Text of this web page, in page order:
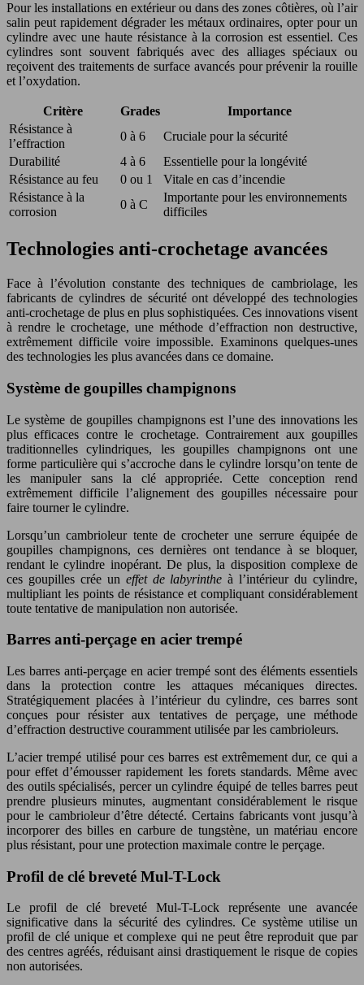
Pour les installations en extérieur ou dans des zones côtières, où l’air
salin peut rapidement dégrader les métaux ordinaires, opter pour un
cylindre avec une haute résistance à la corrosion est essentiel. Ces
cylindres sont souvent fabriqués avec des alliages spéciaux ou
reçoivent des traitements de surface avancés pour prévenir la rouille
et l’oxydation.
Critère Grades
Importance
Résistance à
l’effraction
0 à 6
Cruciale pour la sécurité
Durabilité
4 à 6
Essentielle pour la longévité
Résistance au feu
0 ou 1
Vitale en cas d’incendie
Résistance à la
corrosion
0 à C
Importante pour les environnements
difficiles
Technologies anti-crochetage avancées
Face à l’évolution constante des techniques de cambriolage, les
fabricants de cylindres de sécurité ont développé des technologies
anti-crochetage de plus en plus sophistiquées. Ces innovations visent
à rendre le crochetage, une méthode d’effraction non destructive,
extrêmement difficile voire impossible. Examinons quelques-unes
des technologies les plus avancées dans ce domaine.
Système de goupilles champignons
Le système de goupilles champignons est l’une des innovations les
plus efficaces contre le crochetage. Contrairement aux goupilles
traditionnelles cylindriques, les goupilles champignons ont une
forme particulière qui s’accroche dans le cylindre lorsqu’on tente de
les manipuler sans la clé appropriée. Cette conception rend
extrêmement difficile l’alignement des goupilles nécessaire pour
faire tourner le cylindre.
Lorsqu’un cambrioleur tente de crocheter une serrure équipée de
goupilles champignons, ces dernières ont tendance à se bloquer,
rendant le cylindre inopérant. De plus, la disposition complexe de
ces goupilles crée un effet de labyrintheà l’intérieur du cylindre,
multipliant les points de résistance et compliquant considérablement
toute tentative de manipulation non autorisée.
Barres anti-perçage en acier trempé
Les barres anti-perçage en acier trempé sont des éléments essentiels
dans la protection contre les attaques mécaniques directes.
Stratégiquement placées à l’intérieur du cylindre, ces barres sont
conçues pour résister aux tentatives de perçage, une méthode
d’effraction destructive couramment utilisée par les cambrioleurs.
L’acier trempé utilisé pour ces barres est extrêmement dur, ce qui a
pour effet d’émousser rapidement les forets standards. Même avec
des outils spécialisés, percer un cylindre équipé de telles barres peut
prendre plusieurs minutes, augmentant considérablement le risque
pour le cambrioleur d’être détecté. Certains fabricants vont jusqu’à
incorporer des billes en carbure de tungstène, un matériau encore
plus résistant, pour une protection maximale contre le perçage.
Profil de clé breveté Mul-T-Lock
Le profil de clé breveté Mul-T-Lock représente une avancée
significative dans la sécurité des cylindres. Ce système utilise un
profil de clé unique et complexe qui ne peut être reproduit que par
des centres agréés, réduisant ainsi drastiquement le risque de copies
non autorisées.